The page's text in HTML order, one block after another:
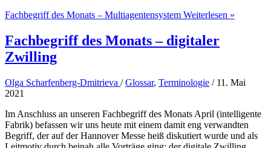
Fachbegriff des Monats – Multiagentensystem Weiterlesen »
Fachbegriff des Monats – digitaler
Zwilling
Olga Scharfenberg-Dmitrieva /Glossar, Terminologie / 11. Mai
2021
Im Anschluss an unseren Fachbegriff des Monats April (intelligente
Fabrik) befassen wir uns heute mit einem damit eng verwandten
Begriff, der auf der Hannover Messe heiß diskutiert wurde und als